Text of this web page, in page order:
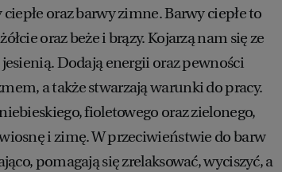
oraz barwy zimne. Barwy ciepłe to
oraz beże i brązy. Kojarzą nam się ze
Dodają energii oraz pewności
a także stwarzają warunki do pracy.
fioletowego oraz zielonego,
i zimę. W przeciwieństwie do barw
pomagają się zrelaksować, wyciszyć, a